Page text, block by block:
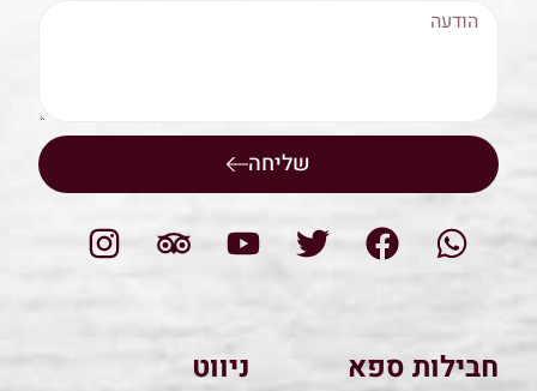
ניווט חבילות ספא
שליחה